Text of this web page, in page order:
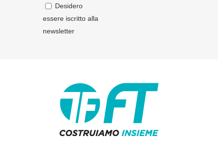
Desidero
essere iscritto alla
newsletter